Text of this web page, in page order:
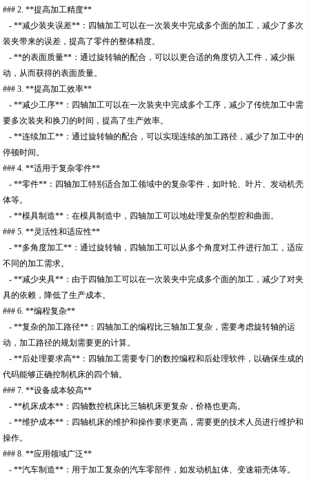
### 2. **提高加工精度**
- **减少装夹误差**：四轴加工可以在一次装夹中完成多个面的加工，减少了多次
装夹带来的误差，提高了零件的整体精度。
- **的表面质量**：通过旋转轴的配合，可以以更合适的角度切入工件，减少振
动，从而获得的表面质量。
### 3. **提高加工效率**
- **减少工序**：四轴加工可以在一次装夹中完成多个工序，减少了传统加工中需
要多次装夹和换刀的时间，提高了生产效率。
- **连续加工**：通过旋转轴的配合，可以实现连续的加工路径，减少了加工中的
停顿时间。
### 4. **适用于复杂零件**
- **零件**：四轴加工特别适合加工领域中的复杂零件，如叶轮、叶片、发动机壳
体等。
- **模具制造**：在模具制造中，四轴加工可以地处理复杂的型腔和曲面。
### 5. **灵活性和适应性**
- **多角度加工**：通过旋转轴，四轴加工可以从多个角度对工件进行加工，适应
不同的加工需求。
- **减少夹具**：由于四轴加工可以在一次装夹中完成多个面的加工，减少了对夹
具的依赖，降低了生产成本。
### 6. **编程复杂**
- **复杂的加工路径**：四轴加工的编程比三轴加工复杂，需要考虑旋转轴的运
动，加工路径的规划需要更的计算。
- **后处理要求高**：四轴加工需要专门的数控编程和后处理软件，以确保生成的
代码能够正确控制机床的四个轴。
### 7. **设备成本较高**
- **机床成本**：四轴数控机床比三轴机床更复杂，价格也更高。
- **维护成本**：四轴机床的维护和操作要求更高，需要更的技术人员进行维护和
操作。
### 8. **应用领域广泛**
- **汽车制造**：用于加工复杂的汽车零部件，如发动机缸体、变速箱壳体等。